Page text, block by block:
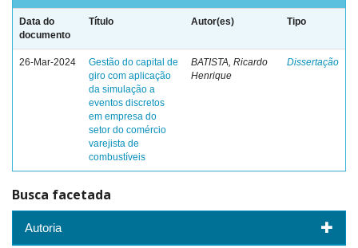
Data do
documento
Título Autor(es) Tipo
26-Mar-2024
Gestão do capital de
giro com aplicação
da simulação a
eventos discretos
em empresa do
setor do comércio
varejista de
combustíveis
BATISTA, Ricardo
Henrique
Dissertação
Busca facetada
Autoria